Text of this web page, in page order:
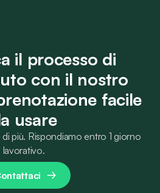
il processo di
con il nostro
facile
usare
più. Rispondiamo entro 1 giorno
lavorativo.